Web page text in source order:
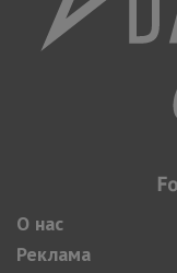
О нас
Реклама